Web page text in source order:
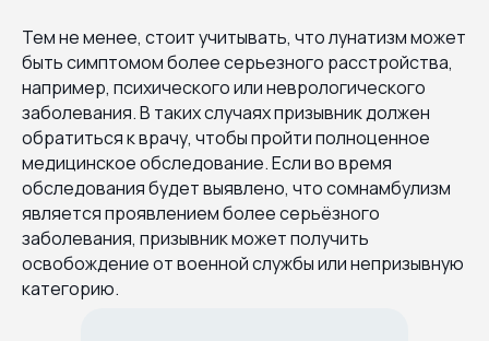
Тем не менее, стоит учитывать, что лунатизм может
быть симптомом более серьезного расстройства,
например, психического или неврологического
заболевания. В таких случаях призывник должен
обратиться к врачу, чтобы пройти полноценное
медицинское обследование. Если во время
обследования будет выявлено, что сомнамбулизм
является проявлением более серьёзного
заболевания, призывник может получить
освобождение от военной службы или непризывную
категорию.